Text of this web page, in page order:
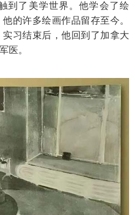
到了美学世界。他学会了绘
的许多绘画作品留存至今。
习结束后，他回到了加拿大
医。